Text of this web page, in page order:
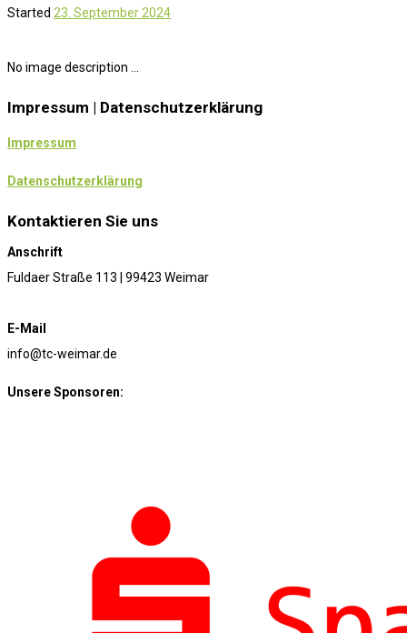
Started 23. September 2024
No image description ...
Impressum | Datenschutzerklärung
Impressum
Datenschutzerklärung
Kontaktieren Sie uns
Anschrift
Fuldaer Straße 113 | 99423 Weimar
E-Mail
info@tc-weimar.de
Unsere Sponsoren: